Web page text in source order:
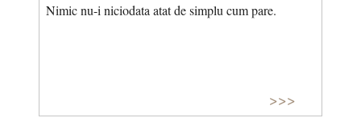
Nimic nu-i niciodata atat de simplu cum pare.
>>>